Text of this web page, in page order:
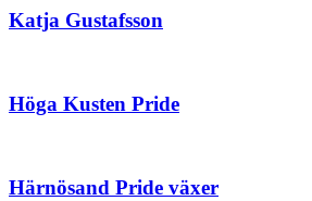
Katja Gustafsson
Höga Kusten Pride
Härnösand Pride växer